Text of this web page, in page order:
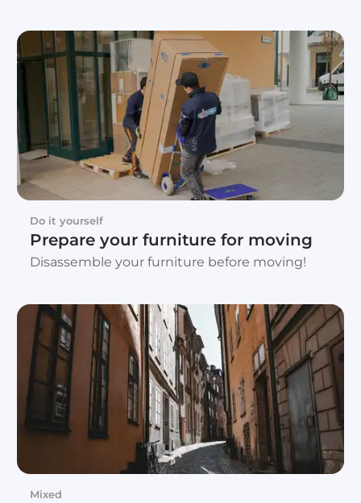
Do it yourself
Prepare your furniture for moving
Disassemble your furniture before moving!
Mixed